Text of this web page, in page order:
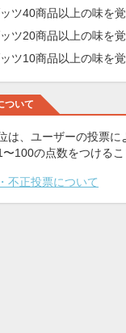
ツ40商品以上の味を覚
ツ20商品以上の味を覚
ツ10商品以上の味を覚
ついて
は、ユーザーの投票
100の点数をつける
不正投票について